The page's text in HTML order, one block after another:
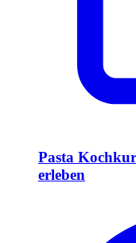
Pasta
erleben